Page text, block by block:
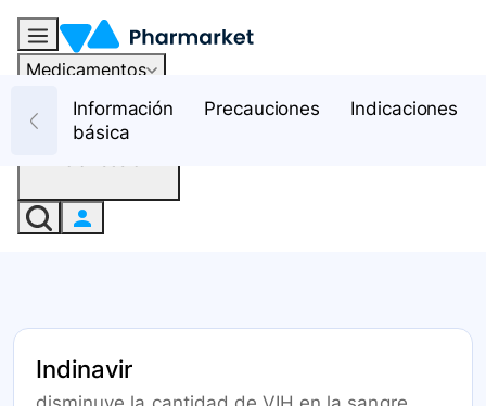
Medicamentos
RecursosInformación
básica
Precauciones Indicaciones
Indinavir